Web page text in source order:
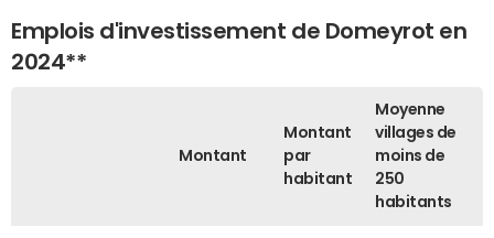
Emplois d'investissement de Domeyrot en
2024**
Montant
Montant
par
habitant
Moyenne
villages de
moins de
250
habitants